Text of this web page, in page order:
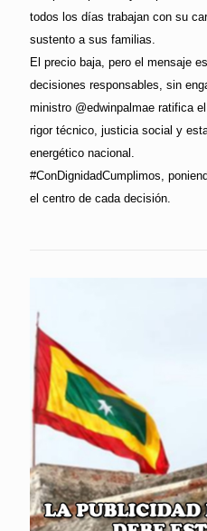
todos los días trabajan con su
sustento a sus familias.
El precio baja, pero el mensaje
decisiones responsables, sin
ministro @edwinpalmae ratifica
rigor técnico, justicia social y
energético nacional.
#ConDignidadCumplimos,
el centro de cada decisión.